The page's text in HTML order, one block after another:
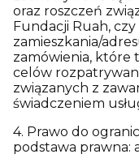
oraz roszczeń
Fundacji Ruah,
zamieszkania/
zamówienia, które
celów
związanych z
świadczeniem
4. Prawo do
podstawa prawna: